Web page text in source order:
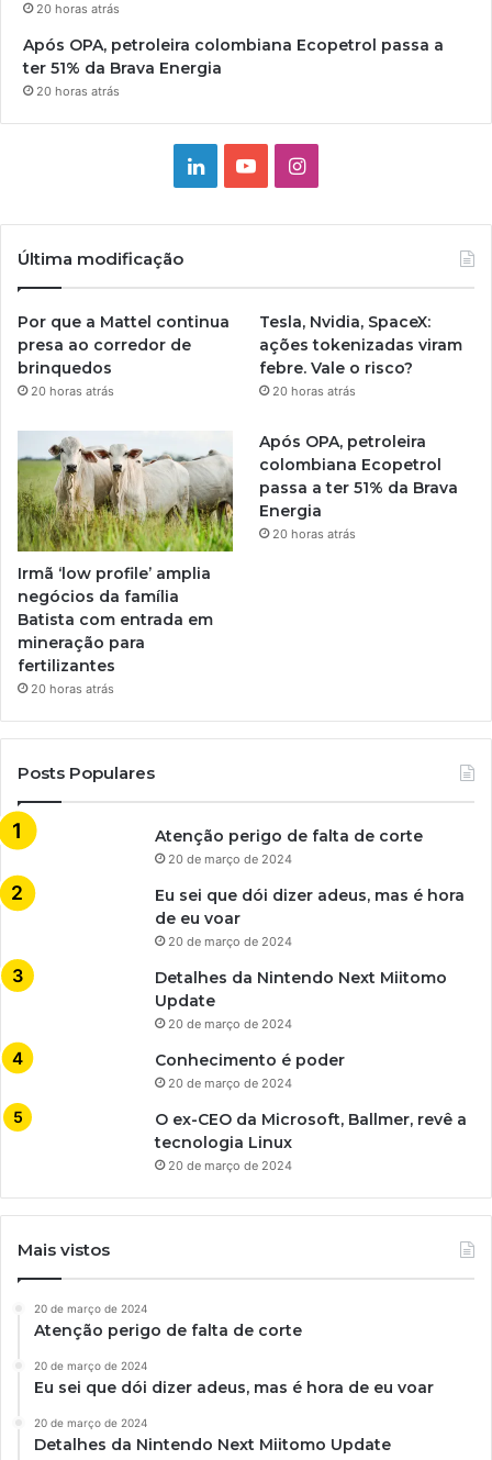
20 horas atrás
Após OPA, petroleira colombiana Ecopetrol passa a
ter 51% da Brava Energia
20 horas atrás
LinkedinYouTubeInstagram
Última modificação
Por que a Mattel continua
presa ao corredor de
brinquedos
20 horas atrás
Tesla, Nvidia, SpaceX:
ações tokenizadas viram
febre. Vale o risco?
20 horas atrás
Irmã ‘low profile’ amplia
negócios da família
Batista com entrada em
mineração para
fertilizantes
20 horas atrás
Após OPA, petroleira
colombiana Ecopetrol
passa a ter 51% da Brava
Energia
20 horas atrás
Posts Populares
Atenção perigo de falta de corte
20 de março de 2024
Eu sei que dói dizer adeus, mas é hora
de eu voar
20 de março de 2024
Detalhes da Nintendo Next Miitomo
Update
20 de março de 2024
Conhecimento é poder
20 de março de 2024
O ex-CEO da Microsoft, Ballmer, revê a
tecnologia Linux
20 de março de 2024
Mais vistos
20 de março de 2024
Atenção perigo de falta de corte
20 de março de 2024
Eu sei que dói dizer adeus, mas é hora de eu voar
20 de março de 2024
Detalhes da Nintendo Next Miitomo Update